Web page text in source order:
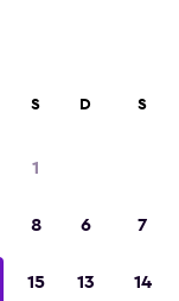
S
1
8
15
D S
6 7
13 14